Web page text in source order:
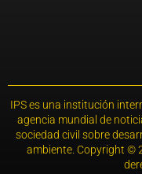
IPS es una institución
agencia mundial de
sociedad civil sobre
ambiente. Copyright ©